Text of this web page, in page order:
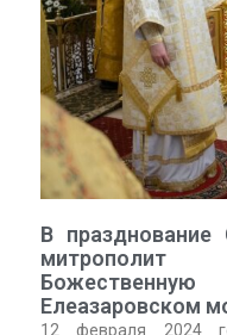
В празднование
митрополит
Елеазаровском
12 февраля 2024